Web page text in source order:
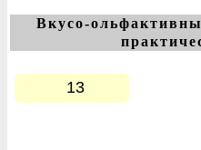
Вкусо-
13